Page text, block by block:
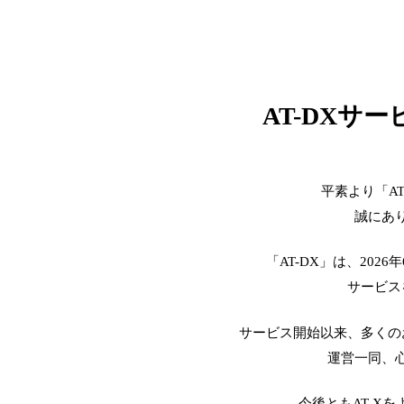
AT-DXサー
平素より「
誠にあ
「AT-DX」は、2026
サービ
サービス開始以来、多く
運営一同、